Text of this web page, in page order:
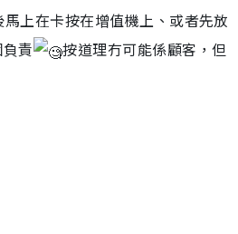
上在卡按在增值機上、或者先放
責
按道理冇可能係顧客，但